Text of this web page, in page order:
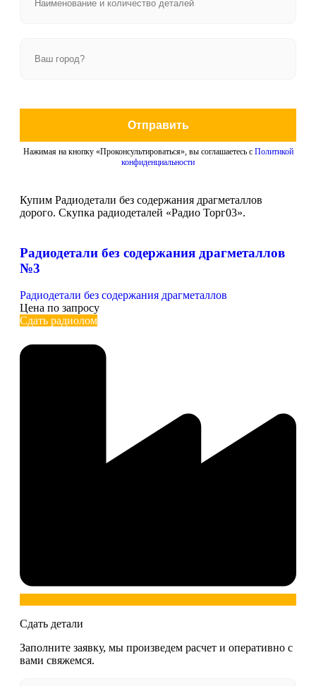
Отправить
Нажимая на кнопку «Проконсультироваться», вы соглашаетесь с Политикой
конфиденциальности
Купим Радиодетали без содержания драгметаллов
дорого. Скупка радиодеталей «Радио Торг03».
Радиодетали без содержания драгметаллов
№3
Радиодетали без содержания драгметаллов
Цена по запросу
Сдать радиолом
Сдать детали
Заполните заявку, мы произведем расчет и оперативно с
вами свяжемся.